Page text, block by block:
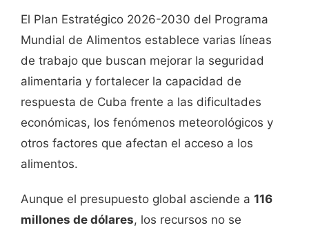
El Plan Estratégico 2026-2030 del Programa
Mundial de Alimentos establece varias líneas
de trabajo que buscan mejorar la seguridad
alimentaria y fortalecer la capacidad de
respuesta de Cuba frente a las dificultades
económicas, los fenómenos meteorológicos y
otros factores que afectan el acceso a los
alimentos.
Aunque el presupuesto global asciende a 116
millones de dólares, los recursos no se